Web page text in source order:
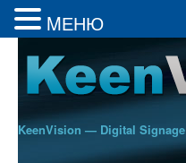
KeenVision — Digital
MЕНЮ